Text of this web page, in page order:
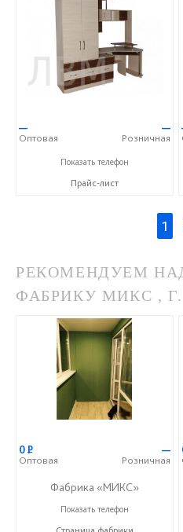
—
Оптовая
—
Розничная
+7 (900) 023-00-11
Показать телефон
Прайс-лист
1
РЕКОМЕНДУЕМ
ФАБРИКУ МИКС ,
0Р
Оптовая
—
Розничная
Фабрика «МИКС»
+7 (937) 423-36-37
Показать телефон